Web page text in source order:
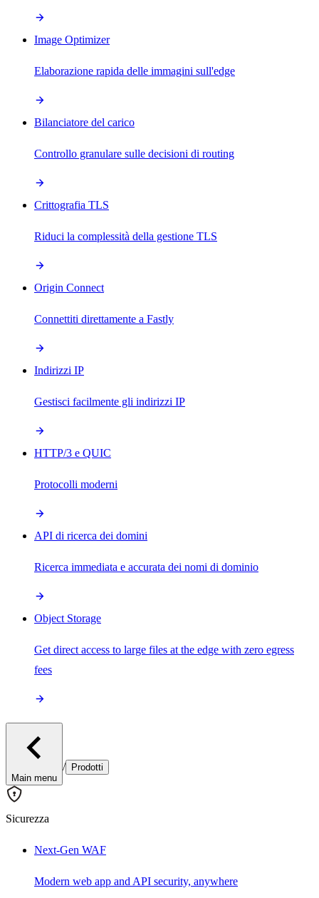
Image Optimizer
Elaborazione rapida delle immagini sull'edge
Bilanciatore del carico
Controllo granulare sulle decisioni di routing
Crittografia TLS
Riduci la complessità della gestione TLS
Origin Connect
Connettiti direttamente a Fastly
Indirizzi IP
Gestisci facilmente gli indirizzi IP
HTTP/3 e QUIC
Protocolli moderni
API di ricerca dei domini
Ricerca immediata e accurata dei nomi di dominio
Object Storage
Get direct access to large files at the edge with zero egress
fees
Main menu
/ Prodotti
Sicurezza
Next-Gen WAF
Modern web app and API security, anywhere